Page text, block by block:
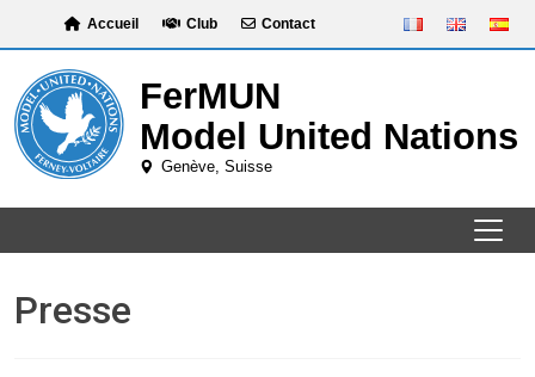
content
Accueil Club Contact
Presse